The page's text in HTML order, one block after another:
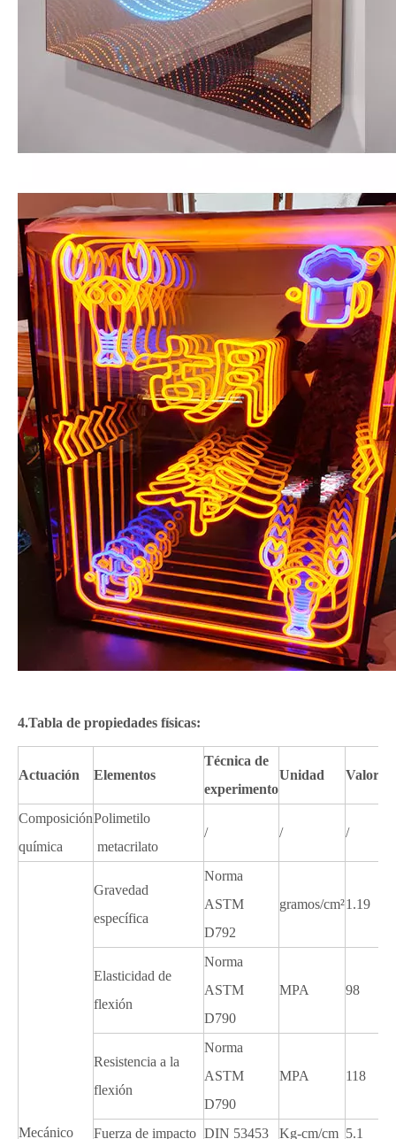
4.Tabla de propiedades físicas:
Actuación Elementos
Técnica de
experimento
Unidad Valor
Composición
química
Polimetilo
metacrilato
/ / /
Mecánico
Gravedad
específica
Norma
ASTM
D792
gramos/cm²1.19
Elasticidad de
flexión
Norma
ASTM
D790
MPA 98
Resistencia a la
flexión
Norma
ASTM
D790
MPA 118
Fuerza de impacto DIN 53453 Kg-cm/cm 5.1